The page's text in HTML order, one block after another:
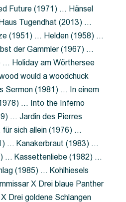
Future (1971) … Hänsel
Tugendhat (2013) …
(1951) … Helden (1958) …
der Gammler (1967) …
… Holiday am Wörthersee
would a woodchuck
Sermon (1981) … In einem
… Into the Inferno
… Jardin des Pierres
sich allein (1976) …
… Kanakerbraut (1983) …
… Kassettenliebe (1982) …
(1985) … Kohlhiesels
X Drei blaue Panther
Drei goldene Schlangen